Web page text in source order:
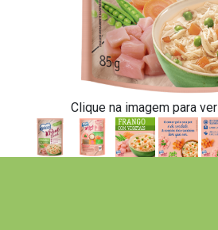
Clique na imagem para